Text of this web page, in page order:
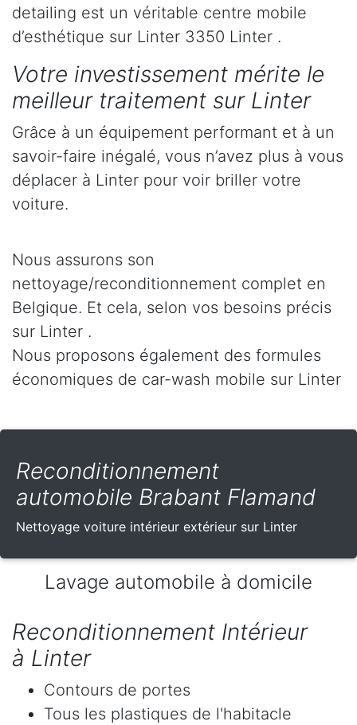
detailing est un véritable centre mobile
d’esthétique sur Linter 3350 Linter .
Votre investissement mérite le
meilleur traitement sur Linter
Grâce à un équipement performant et à un
savoir-faire inégalé, vous n’avez plus à vous
déplacer à Linter pour voir briller votre
voiture.
Nous assurons son
nettoyage/reconditionnement complet en
Belgique. Et cela, selon vos besoins précis
sur Linter .
Nous proposons également des formules
économiques de car-wash mobile sur Linter
Reconditionnement
automobile Brabant Flamand
Nettoyage voiture intérieur extérieur sur Linter
Lavage automobile à domicile
Reconditionnement Intérieur
à Linter
Contours de portes
Tous les plastiques de l'habitacle